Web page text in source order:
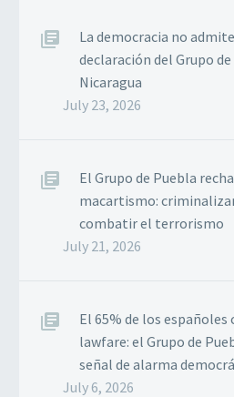
La democracia no
declaración del Grupo
Nicaragua
July 23, 2026
El Grupo de Puebla
macartismo:
combatir el terrorismo
July 21, 2026
El 65% de los españoles
lawfare: el Grupo de
señal de alarma
July 6, 2026